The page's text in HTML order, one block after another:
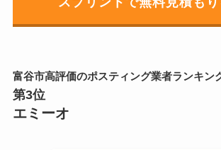
富谷市高評価のポスティング業者ランキン
第3位
エミーオ